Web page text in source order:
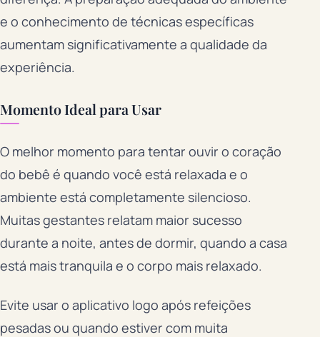
e o conhecimento de técnicas específicas
aumentam significativamente a qualidade da
experiência.
Momento Ideal para Usar
O melhor momento para tentar ouvir o coração
do bebê é quando você está relaxada e o
ambiente está completamente silencioso.
Muitas gestantes relatam maior sucesso
durante a noite, antes de dormir, quando a casa
está mais tranquila e o corpo mais relaxado.
Evite usar o aplicativo logo após refeições
pesadas ou quando estiver com muita